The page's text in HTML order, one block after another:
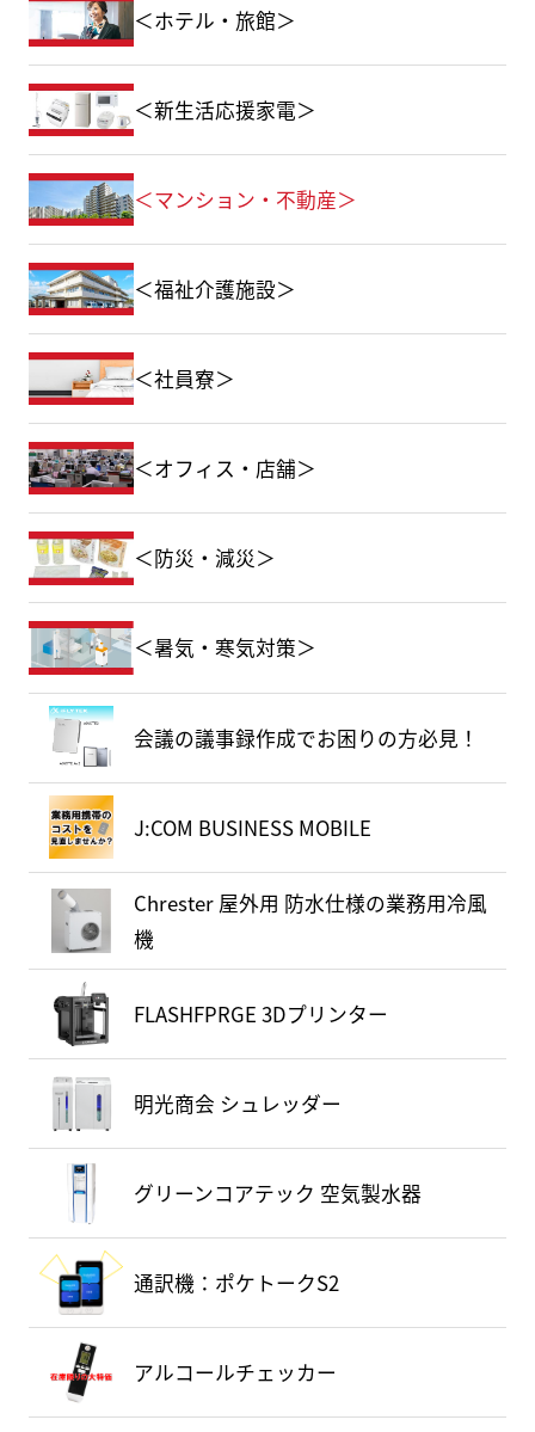
＜ホテル・旅館＞
＜新生活応援家電＞
＜マンション・不動産＞
＜福祉介護施設＞
＜社員寮＞
＜オフィス・店舗＞
＜防災・減災＞
＜暑気・寒気対策＞
会議の議事録作成でお困りの方必見！
J:COM BUSINESS MOBILE
Chrester 屋外用 防水仕様の業務用冷風
機
FLASHFPRGE 3Dプリンター
明光商会 シュレッダー
グリーンコアテック 空気製水器
通訳機：ポケトークS2
アルコールチェッカー